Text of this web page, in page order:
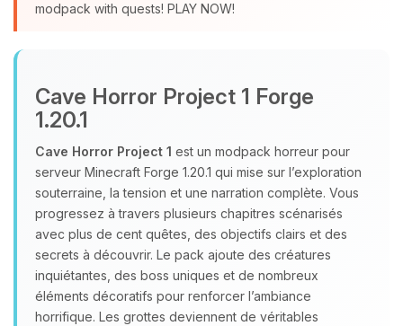
modpack with quests! PLAY NOW!
Cave Horror Project 1 Forge
1.20.1
Cave Horror Project 1 est un modpack horreur pour
serveur Minecraft Forge 1.20.1 qui mise sur l’exploration
souterraine, la tension et une narration complète. Vous
progressez à travers plusieurs chapitres scénarisés
avec plus de cent quêtes, des objectifs clairs et des
secrets à découvrir. Le pack ajoute des créatures
inquiétantes, des boss uniques et de nombreux
éléments décoratifs pour renforcer l’ambiance
horrifique. Les grottes deviennent de véritables
assistant BoxToPlay. Dis-moi ce dont
tu as besoin et je vais remuer mes
09/08/2026 à 05:36